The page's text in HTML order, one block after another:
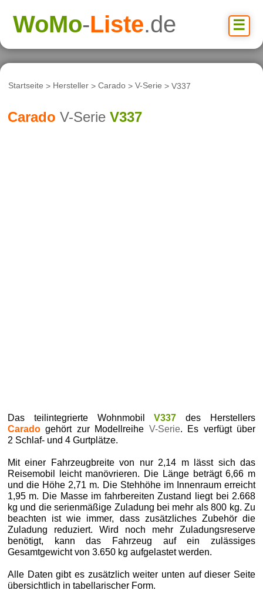
☰
WoMo-Liste.de
Startseite > Hersteller >Carado >V-Serie > V337
Carado V-Serie V337
Das teilintegrierte WohnmobilV337 des Herstellers
Caradogehört zur Modellreihe V-Serie. Es verfügt über
2 Schlaf- und 4 Gurtplätze.
Mit einer Fahrzeugbreite von nur 2,14 m lässt sich das
Reisemobil leicht manövrieren. Die Länge beträgt 6,66 m
und die Höhe 2,71 m. Die Stehhöhe im Innenraum erreicht
1,95 m. Die Masse im fahrbereiten Zustand liegt bei 2.668
kg und die serienmäßige Zuladung bei mehr als 800 kg. Zu
beachten ist wie immer, dass zusätzliches Zubehör die
Zuladung reduziert. Wird noch mehr Zuladungsreserve
benötigt, kann das Fahrzeug auf ein zulässiges
Gesamtgewicht von 3.650 kg aufgelastet werden.
Alle Daten gibt es zusätzlich weiter unten auf dieser Seite
übersichtlich in tabellarischer Form.